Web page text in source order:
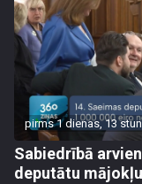
pirms 1 dienas, 13
Sabiedrībā
deputātu